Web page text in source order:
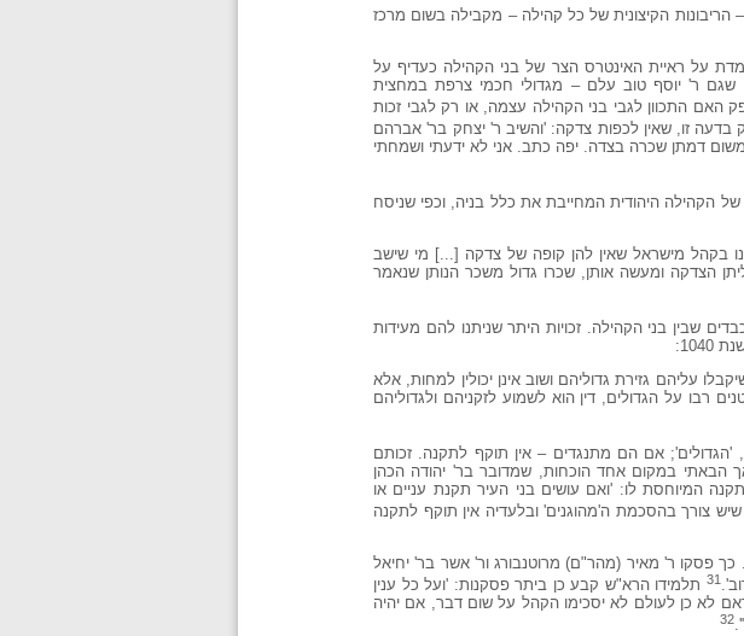
– הריבונות הקיצונית של כל קהילה – מקבילה בשום מרכז
על ראיית האינטרס הצר של בני הקהילה כעדיף על
ר' יוסף טוב עלם – מגדולי חכמי צרפת במחצית
האם התכוון לגבי בני הקהילה עצמה, או רק לגבי זכות
זו, שאין לכפות צדקה: 'והשיב ר' יצחק בר' אברהם
משום דמתן שכרה בצדה. יפה כתב. אני לא ידעתי ושמחתי
הקהילה היהודית המחייבת את כלל בניה, וכפי שניסח
בקהל מישראל שאין להן קופה של צדקה [...] מי שישב
הצדקה ומעשה אותן, שכרו גדול משכר הנותן שנאמר
שבין בני הקהילה. זכויות היתר שניתנו להם מעידות
עליהם גזירת גדוליהם ושוב אינן יכולין למחות, אלא
רבו על הגדולים, דין הוא לשמוע לזקניהם ולגדוליהם
'הגדולים'; אם הם מתנגדים – אין תוקף לתקנה. זכותם
וטו ולבטל את החלטות הרוב. י' בער היה סבור, שמדובר בתשובה מן המאה ה- 13, אך הבאתי במקום אחד הוכחות, שמדובר בר' יהודה הכהן
המיוחסת לו: 'ואם עושים בני העיר תקנת עניים או
שיש צורך בהסכמת ה'מהוגנים' ובלעדיה אין תוקף לתקנה
כך פסקו ר' מאיר (מהר"ם) מרוטנבורג ור' אשר בר' יחיאל
31 תלמידו הרא"ש קבע כן ביתר פסקנות: 'ועל כל ענין
לא כן לעולם לא יסכימו הקהל על שום דבר, אם יהיה
32